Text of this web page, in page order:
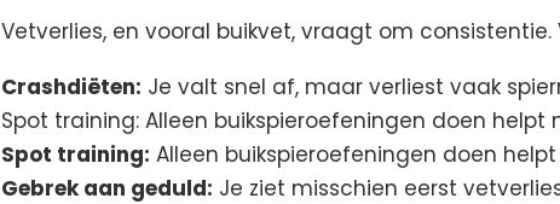
Vetverlies, en vooral buikvet, vraagt om
Crashdiëten: Je valt snel af, maar verliest vaak
Spot training: Alleen buikspieroefeningen doen helpt
Spot training: Alleen buikspieroefeningen doen
Gebrek aan geduld: Je ziet misschien eerst